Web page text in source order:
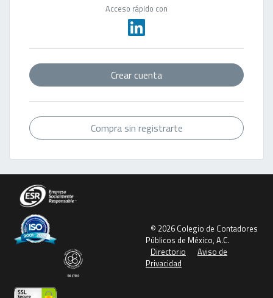
Acceso rápido con
Crear cuenta
Compra sin registrarte
© 2026 Colegio de Contadores
Públicos de México, A.C.
Directorio
Aviso de
Privacidad